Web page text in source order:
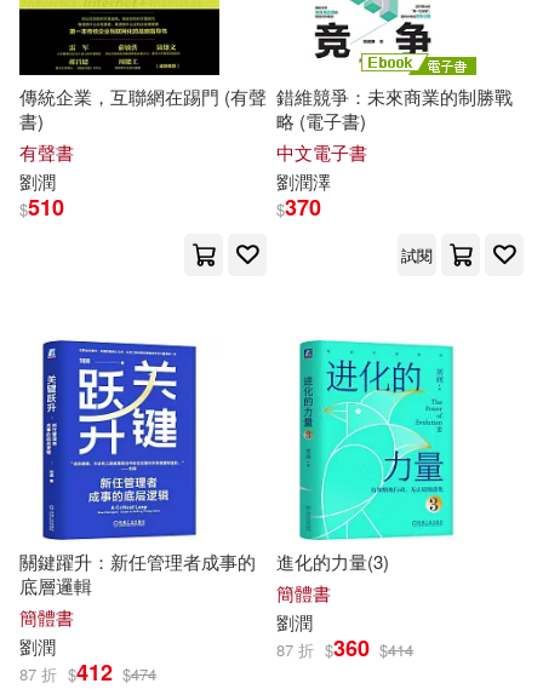
傳統企業，互聯網在踢門 (有聲
書)
有聲書
劉潤
$510
錯維競爭：未來商業的制勝戰
略 (電子書)
中文電子書
劉潤澤
$370
試閱
關鍵躍升：新任管理者成事的
底層邏輯
簡體書
劉潤
87 折 $412 $474
進化的力量(3)
簡體書
劉潤
87 折 $360 $414